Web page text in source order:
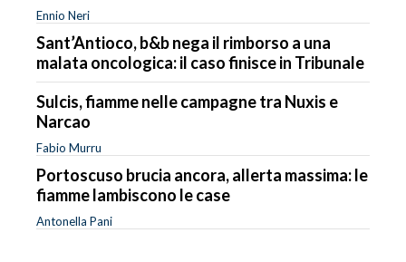
Ennio Neri
Sant’Antioco, b&b nega il rimborso a una
malata oncologica: il caso finisce in Tribunale
Sulcis, fiamme nelle campagne tra Nuxis e
Narcao
Fabio Murru
Portoscuso brucia ancora, allerta massima: le
fiamme lambiscono le case
Antonella Pani